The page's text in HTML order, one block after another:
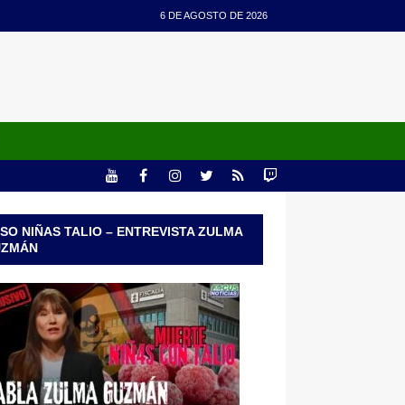
6 DE AGOSTO DE 2026
NIÑAS TALIO – ENTREVISTA ZULMA